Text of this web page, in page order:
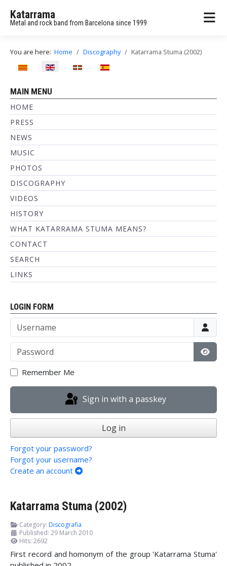
Katarrama
Metal and rock band from Barcelona since 1999
You are here: Home Discography Katarrama Stuma (2002)
Select your language
MAIN MENU
HOME
PRESS
NEWS
MUSIC
PHOTOS
DISCOGRAPHY
VIDEOS
HISTORY
WHAT KATARRAMA STUMA MEANS?
CONTACT
SEARCH
LINKS
LOGIN FORM
Username
Password
Remember Me
Sign in with a passkey
Log in
Forgot your password?
Forgot your username?
Create an account
Katarrama Stuma (2002)
Category: Discografia
Published: 29 March 2010
Hits: 2692
First record and homonym of the group 'Katarrama Stuma'